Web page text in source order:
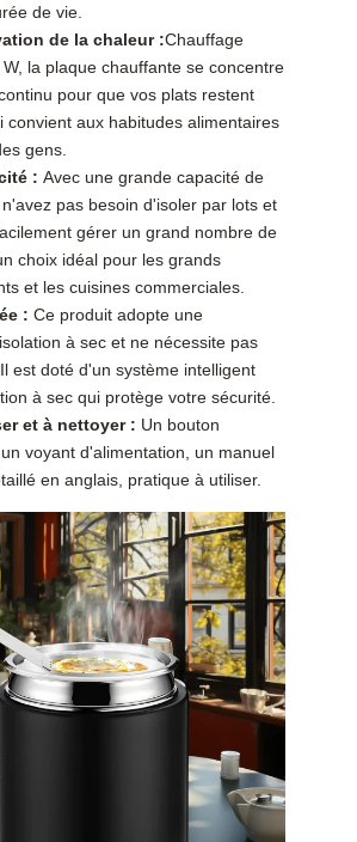
de vie.
de la chaleur :Chauffage
la plaque chauffante se concentre
pour que vos plats restent
convient aux habitudes alimentaires
gens.
:Avec une grande capacité de
pas besoin d'isoler par lots et
gérer un grand nombre de
choix idéal pour les grands
et les cuisines commerciales.
: Ce produit adopte une
à sec et ne nécessite pas
est doté d'un système intelligent
à sec qui protège votre sécurité.
et à nettoyer : Un bouton
voyant d'alimentation, un manuel
en anglais, pratique à utiliser.